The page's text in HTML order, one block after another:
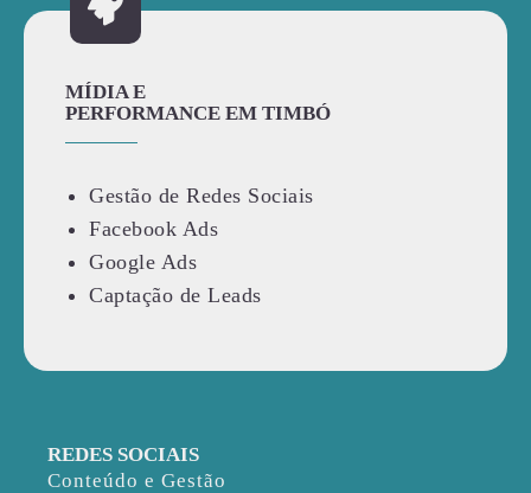
MÍDIA E
PERFORMANCE EM TIMBÓ
Gestão de Redes Sociais
Facebook Ads
Google Ads
Captação de Leads
REDES SOCIAIS
Conteúdo e Gestão